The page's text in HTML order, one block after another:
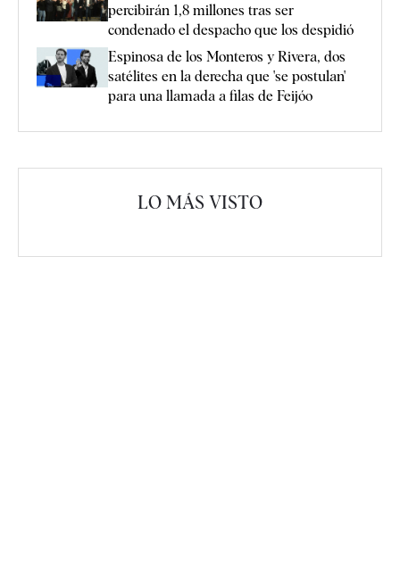
percibirán 1,8 millones tras ser
condenado el despacho que los despidió
Espinosa de los Monteros y Rivera, dos
satélites en la derecha que 'se postulan'
para una llamada a filas de Feijóo
LO MÁS VISTO